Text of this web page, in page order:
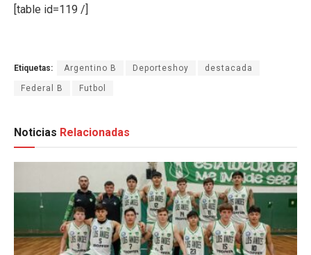
[table id=119 /]
Etiquetas: Argentino B Deporteshoy destacada
Federal B Futbol
Noticias Relacionadas